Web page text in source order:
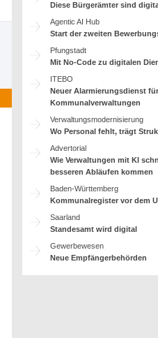
Diese Bürgerämter sind
Agentic AI Hub
Start der zweiten
Pfungstadt
Mit No-Code zu digitalen
ITEBO
Neuer Alarmierungsdienst für
Kommunalverwaltungen
Verwaltungsmodernisierung
Wo Personal fehlt, trägt
Advertorial
Wie Verwaltungen mit KI
besseren Abläufen kommen
Baden-Württemberg
Kommunalregister vor dem
Saarland
Standesamt wird digital
Gewerbewesen
Neue Empfängerbehörden